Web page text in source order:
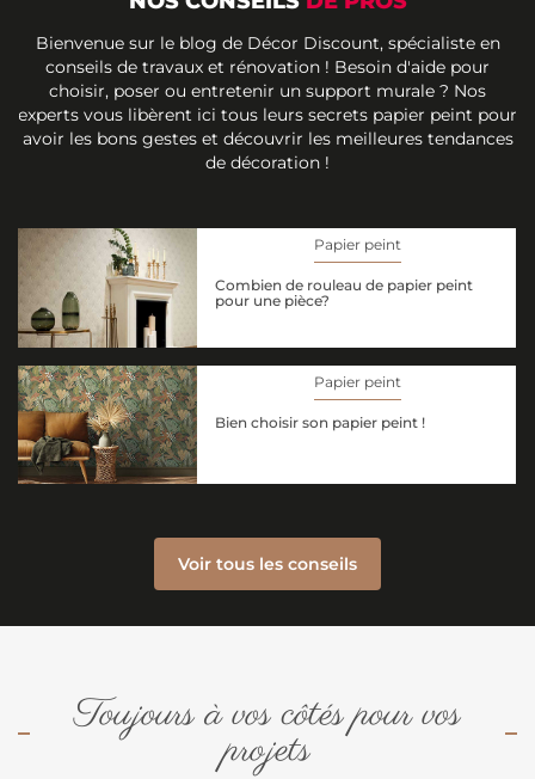
Bienvenue sur le blog de Décor Discount, spécialiste en
conseils de travaux et rénovation ! Besoin d'aide pour
choisir, poser ou entretenir un support murale ? Nos
experts vous libèrent ici tous leurs secrets papier peint pour
avoir les bons gestes et découvrir les meilleures tendances
de décoration !
Papier peint
Combien de rouleau de papier peint
pour une pièce?
Papier peint
Bien choisir son papier peint !
Voir tous les conseils
Toujours à vos côtés pour vos
projets